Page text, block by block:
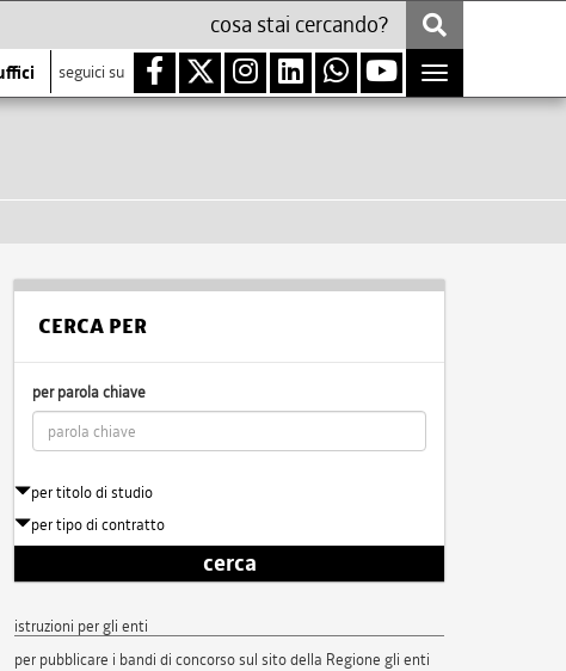
seguici su
Toggle
navigation
CERCA PER
per parola chiave
per titolo di studio
per tipo di contratto
cerca
istruzioni per gli enti
per pubblicare i bandi di concorso sul sito della Regione gli enti